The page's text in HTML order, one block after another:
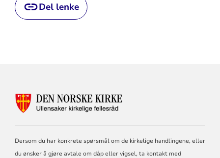
Del lenke
Dersom du har konkrete spørsmål om de kirkelige handlingene, eller
du ønsker å gjøre avtale om dåp eller vigsel, ta kontakt med